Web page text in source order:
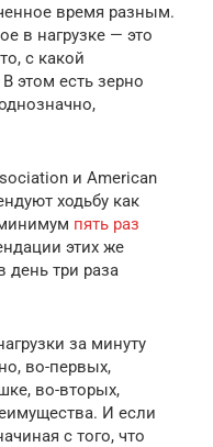
время разным.
в нагрузке — это
с какой
этом есть зерно
и American
ходьбу как
пять раз
этих же
день три раза
за минуту
во-первых,
во-вторых,
И если
с того, что